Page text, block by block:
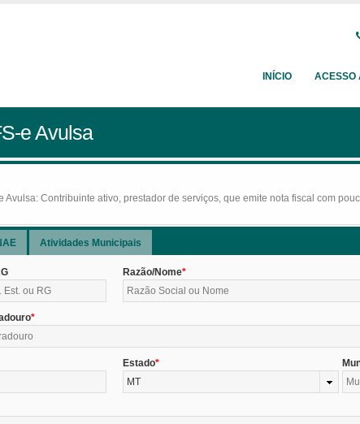
INÍCIO ACESSO
e Avulsa
Avulsa: Contribuinte ativo, prestador de serviços, que emite nota fiscal com
Atividades Municipais
Razão/Nome
Estado
MT